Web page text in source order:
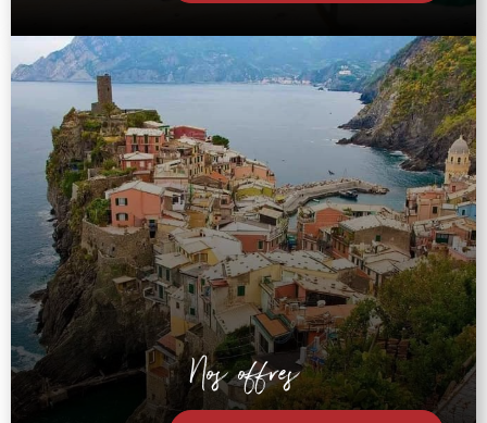
Nos offres